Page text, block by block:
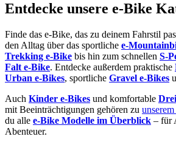
Entdecke unsere e-Bike
Finde das e-Bike, das zu deinem Fahrstil
den Alltag über das sportliche e-
Trekking e-Bike bis hin zum schnellen S-
Falt e-Bike. Entdecke außerdem praktische
Urban e-Bikes, sportliche Gravel e-Bikes
Auch Kinder e-Bikes und komfortable
mit Beeinträchtigungen gehören zu
du alle e-Bike Modelle im Überblick – für
Abenteuer.